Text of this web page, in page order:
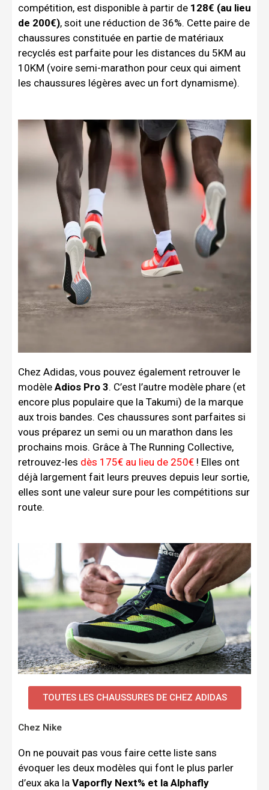
compétition, est disponible à partir de 128€ (au lieu
de 200€), soit une réduction de 36%. Cette paire de
chaussures constituée en partie de matériaux
recyclés est parfaite pour les distances du 5KM au
10KM (voire semi-marathon pour ceux qui aiment
les chaussures légères avec un fort dynamisme).
Chez Adidas, vous pouvez également retrouver le
modèle Adios Pro 3. C’est l’autre modèle phare (et
encore plus populaire que la Takumi) de la marque
aux trois bandes. Ces chaussures sont parfaites si
vous préparez un semi ou un marathon dans les
prochains mois. Grâce à The Running Collective,
retrouvez-les dès 175€ au lieu de 250€ ! Elles ont
déjà largement fait leurs preuves depuis leur sortie,
elles sont une valeur sure pour les compétitions sur
route.
TOUTES LES CHAUSSURES DE CHEZ ADIDAS
Chez Nike
On ne pouvait pas vous faire cette liste sans
évoquer les deux modèles qui font le plus parler
d’eux aka la Vaporfly Next% et la Alphafly